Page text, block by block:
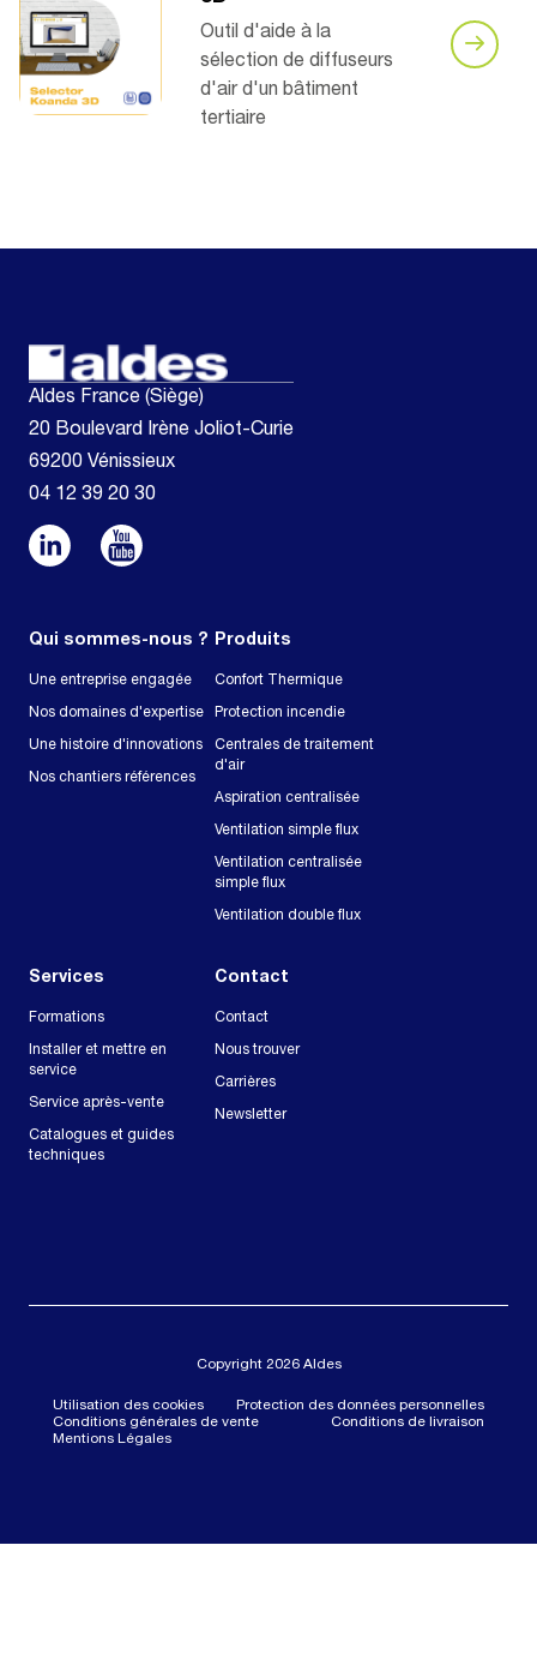
Outil d'aide à la
sélection de diffuseurs
d'air d'un bâtiment
tertiaire
Aldes France (Siège)
20 Boulevard Irène Joliot-Curie
69200 Vénissieux
04 12 39 20 30
Qui sommes-nous ?
Une entreprise engagée
Nos domaines d'expertise
Une histoire d'innovations
Nos chantiers références
Produits
Confort Thermique
Protection incendie
Centrales de traitement
d'air
Aspiration centralisée
Ventilation simple flux
Ventilation centralisée
simple flux
Ventilation double flux
Services
Formations
Installer et mettre en
service
Service après-vente
Catalogues et guides
techniques
Contact
Contact
Nous trouver
Carrières
Newsletter
Copyright 2026 Aldes
Utilisation des cookies
Protection des données personnelles
Conditions générales de vente
Conditions de livraison
Mentions Légales